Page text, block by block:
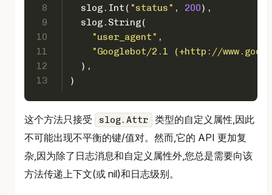
8
9
10
11
12
13
  slog.Int(
"status" , 200),
  slog.String(
"user_agent" ,
"Googlebot/2.1 (+http://
  ),
)
这个方法只接受 slog.Attr
类型的自定义属性,因此
不可能出现不平衡的键/值对。然而,它的 API 更加复
杂,因为除了日志消息和自定义属性外,您总是需要向该
方法传递上下文(或 nil)和日志级别。